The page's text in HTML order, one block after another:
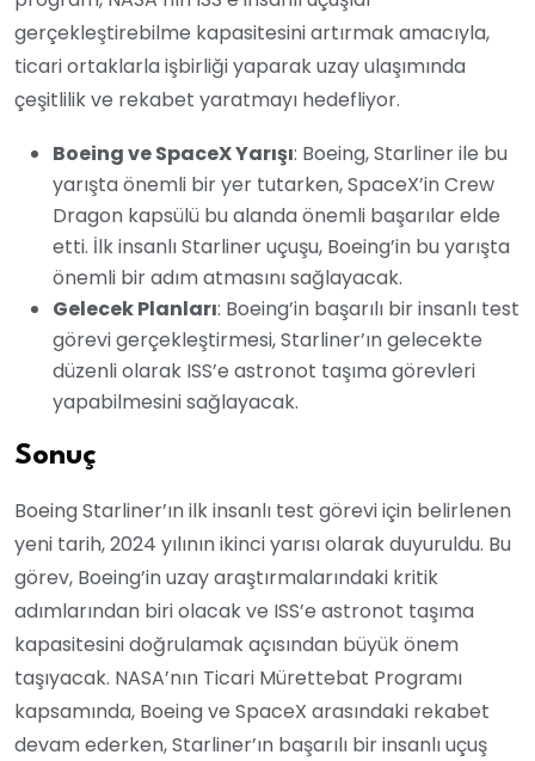
gerçekleştirebilme kapasitesini artırmak amacıyla,
ticari ortaklarla işbirliği yaparak uzay ulaşımında
çeşitlilik ve rekabet yaratmayı hedefliyor.
Boeing ve SpaceX Yarışı: Boeing, Starliner ile bu
yarışta önemli bir yer tutarken, SpaceX’in Crew
Dragon kapsülü bu alanda önemli başarılar elde
etti. İlk insanlı Starliner uçuşu, Boeing’in bu yarışta
önemli bir adım atmasını sağlayacak.
Gelecek Planları: Boeing’in başarılı bir insanlı test
görevi gerçekleştirmesi, Starliner’ın gelecekte
düzenli olarak ISS’e astronot taşıma görevleri
yapabilmesini sağlayacak.
Sonuç
Boeing Starliner’ın ilk insanlı test görevi için belirlenen
yeni tarih, 2024 yılının ikinci yarısı olarak duyuruldu. Bu
görev, Boeing’in uzay araştırmalarındaki kritik
adımlarından biri olacak ve ISS’e astronot taşıma
kapasitesini doğrulamak açısından büyük önem
taşıyacak. NASA’nın Ticari Mürettebat Programı
kapsamında, Boeing ve SpaceX arasındaki rekabet
devam ederken, Starliner’ın başarılı bir insanlı uçuş